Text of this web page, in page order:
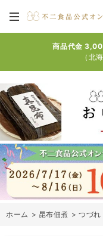
商品代金
（北
ホーム > 昆布佃煮 >つづれ